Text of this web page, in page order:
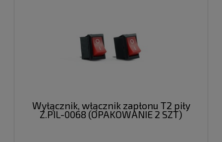
Wyłącznik, włącznik zapłonu T2 piły
Z.PIL-0068 (OPAKOWANIE 2 SZT)